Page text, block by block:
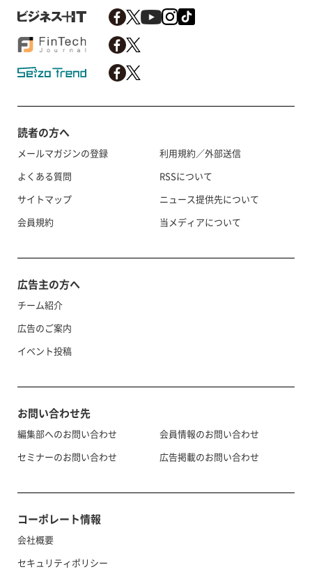
読者の方へ
メールマガジンの登録
よくある質問
サイトマップ
会員規約
利用規約／外部送信
RSSについて
ニュース提供先について
当メディアについて
広告主の方へ
チーム紹介
広告のご案内
イベント投稿
お問い合わせ先
編集部へのお問い合わせ
セミナーのお問い合わせ
会員情報のお問い合わせ
広告掲載のお問い合わせ
コーポレート情報
会社概要
セキュリティポリシー